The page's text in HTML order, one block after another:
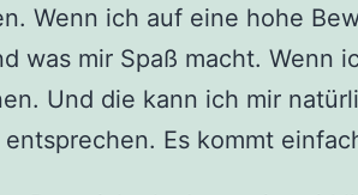
Wenn ich auf eine hohe
was mir Spaß macht. Wenn
Und die kann ich mir
Es kommt